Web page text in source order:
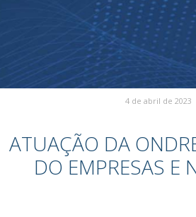
4 de abril de 2023
ATUAÇÃO DA
DO EMPRESAS E